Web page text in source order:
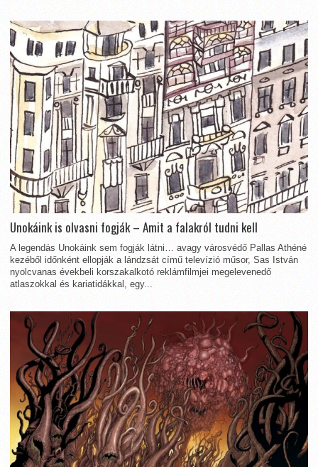
Unokáink is olvasni fogják – Amit a falakról tudni kell
A legendás Unokáink sem fogják látni… avagy városvédő Pallas Athéné
kezéből időnként ellopják a lándzsát című televízió műsor, Sas István
nyolcvanas évekbeli korszakalkotó reklámfilmjei megelevenedő
atlaszokkal és kariatidákkal, egy...